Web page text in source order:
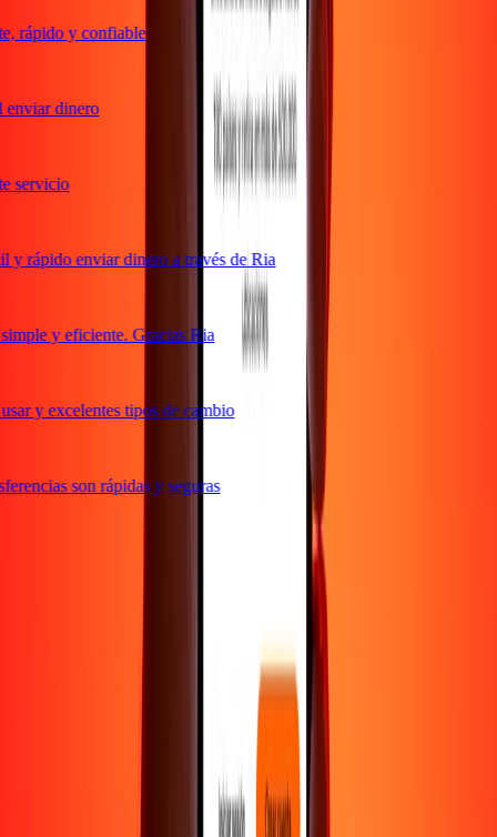
rápido y confiable
dinero
rápido enviar dinero a través de Ria
y eficiente. Gracias Ria
y excelentes tipos de cambio
son rápidas y seguras